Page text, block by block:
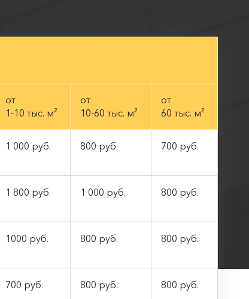
от
1-10 тыс. м²
от
10-60 тыс. м²
от
60 тыс. м²
1 000 руб. 800 руб. 700 руб.
1 800 руб. 1 000 руб. 800 руб.
1000 руб. 800 руб. 800 руб.
700 руб. 800 руб. 800 руб.